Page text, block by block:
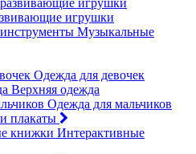
игрушки
Музыкальные
Одежда для девочек
Верхняя одежда
Одежда для мальчиков
плакаты
Интерактивные